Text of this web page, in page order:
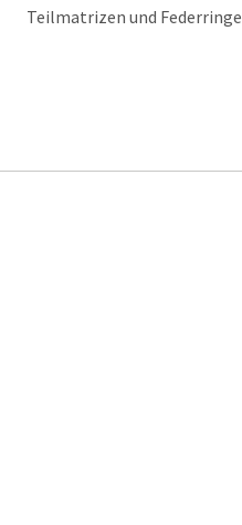
Teilmatrizen und Federringe